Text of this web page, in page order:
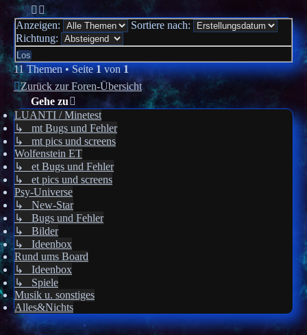
Anzeigen:
Sortiere nach:
Richtung:
11 Themen • Seite1von1
Zurück zur Foren-Übersicht
Gehe zu
LUANTI / Minetest
↳ mt Bugs und Fehler
↳ mt pics und screens
Wolfenstein ET
↳ et Bugs und Fehler
↳ et pics und screens
Psy-Universe
↳ New-Star
↳ Bugs und Fehler
↳ Bilder
↳ Ideenbox
Rund ums Board
↳ Ideenbox
↳ Spiele
Musik u. sonstiges
Alles&Nichts